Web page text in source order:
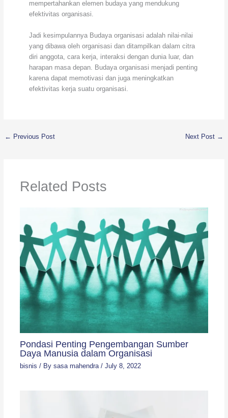
mempertahankan elemen budaya yang mendukung
efektivitas organisasi.
Jadi kesimpulannya Budaya organisasi adalah nilai-nilai
yang dibawa oleh organisasi dan ditampilkan dalam citra
diri anggota, cara kerja, interaksi dengan dunia luar, dan
harapan masa depan. Budaya organisasi menjadi penting
karena dapat memotivasi dan juga meningkatkan
efektivitas kerja suatu organisasi.
← Previous Post Next Post →
Related Posts
Pondasi Penting Pengembangan Sumber
Daya Manusia dalam Organisasi
bisnis / By sasa mahendra / July 8, 2022